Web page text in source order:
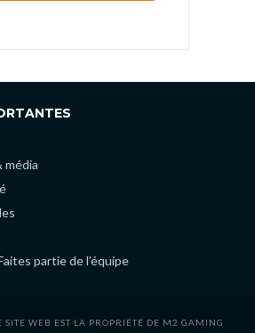
média
partie de l’équipe
WEB EST LA PROPRIÉTÉ DE M2 GAMING